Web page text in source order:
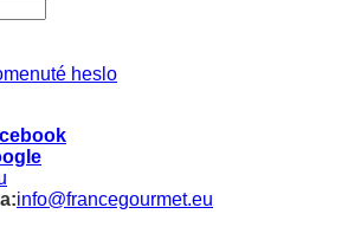
heslo
info@francegourmet.eu